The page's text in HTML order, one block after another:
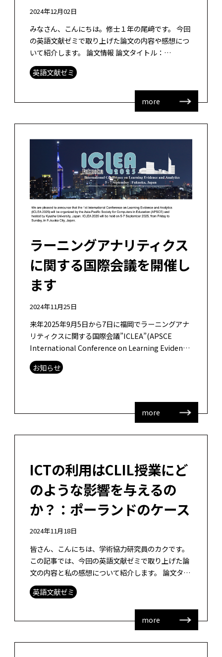
2024年12月02日
みなさん、こんにちは。修士１年の尾﨑です。 今回
の英語文献ゼミで取り上げた論文の内容や感想につ
いて紹介します。 論文情報 論文タイトル：
Development and Effectiveness Verification […]
英語文献ゼミ
more
ラーニングアナリティクス
に関する国際会議を開催し
ます
2024年11月25日
来年2025年9月5日から7日に福岡でラーニングアナ
リティクスに関する国際会議”ICLEA”(APSCE
International Conference on Learning Evidence
[…]
お知らせ
more
ICTの利用はCLIL授業にど
のような影響を与えるの
か？：ポーランドのケース
2024年11月18日
皆さん、こんにちは、学術協力研究員のカクです。
この記事では、今回の英語文献ゼミで取り上げた論
文の内容と私の感想について紹介します。 論文タイ
トル： ICT in Supporting Content and Langu
[…]
英語文献ゼミ
more